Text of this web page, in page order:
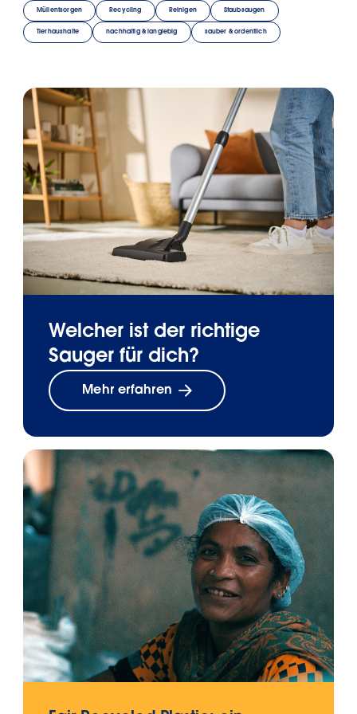
Müllentsorgen Recycling Reinigen Staubsaugen
Tierhaushalte nachhaltig & langlebig sauber & ordentlich
Welcher ist der richtige
Sauger für dich?
Mehr erfahren